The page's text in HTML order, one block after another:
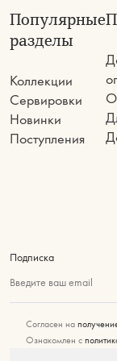
Популярные
разделы
Коллекции
Сервировки
Новинки
Поступления
Подписка
Введите ваш email
Согласен на
Ознакомлен с